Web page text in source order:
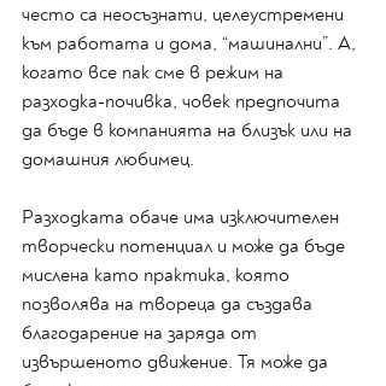
често са неосъзнати, целеустремени
към работата и дома, “машинални”. А,
когато все пак сме в режим на
разходка-почивка, човек предпочита
да бъде в компанията на близък или на
домашния любимец.
Разходката обаче има изключителен
творчески потенциал и може да бъде
мислена като практика, която
позволява на твореца да създава
благодарение на заряда от
извършеното движение. Тя може да